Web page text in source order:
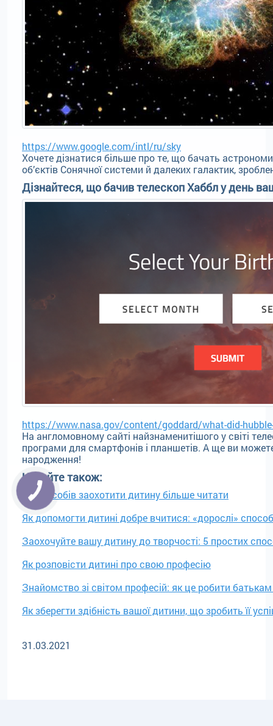
https://www.google.com/intl/ru/sky
Хочете дізнатися більше про те, що бачать
об’єктів Сонячної системи й далеких галактик,
Дізнайтеся, що бачив телескоп Хаббл у день
https://www.nasa.gov/content/goddard/what-did-
На англомовному сайті найзнаменитішого у світі
програми для смартфонів і планшетів. А ще ви
народження!
Читайте також:
10 способів заохотити дитину більше читати
Як допомогти дитині добре вчитися: «дорослі»
Заохочуйте вашу дитину до творчості: 5 простих
Як розповісти дитині про свою професію
Знайомство зі світом професій: як це робити батькам
Як зберегти здібність вашої дитини, що зробить її
31.03.2021